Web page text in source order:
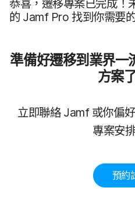
恭喜，​遷移​專案​已​完成​！​
的 Jamf Pro找到​你​需要​
準備​好遷移到​業界​一
方案​
立即​聯絡Jamf 或​你​偏
專案​安
預約​